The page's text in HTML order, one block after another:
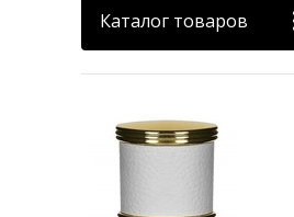
Каталог товаров